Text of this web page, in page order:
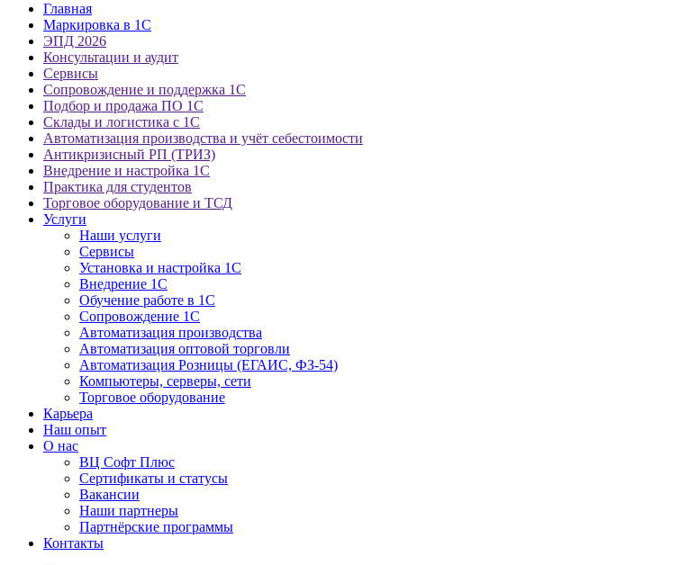
Главная
Маркировка в 1С
ЭПД 2026
Консультации и аудит
Сервисы
Сопровождение и поддержка 1С
Подбор и продажа ПО 1С
Склады и логистика с 1С
Автоматизация производства и учёт себестоимости
Антикризисный РП (ТРИЗ)
Внедрение и настройка 1С
Практика для студентов
Торговое оборудование и ТСД
Услуги
Наши услуги
Сервисы
Установка и настройка 1С
Внедрение 1С
Обучение работе в 1С
Сопровождение 1С
Автоматизация производства
Автоматизация оптовой торговли
Автоматизация Розницы (ЕГАИС, ФЗ-54)
Компьютеры, серверы, сети
Торговое оборудование
Карьера
Наш опыт
О нас
ВЦ Софт Плюс
Сертификаты и статусы
Вакансии
Наши партнеры
Партнёрские программы
Контакты